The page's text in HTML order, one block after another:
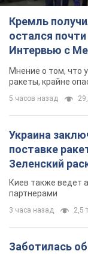
Кремль
остался
Интервью с
Мнение о том, что
ракеты, крайне
5 часов назад
Украина
поставке
Зеленский
Киев также ведет
партнерами
3 часа назад 2,5
Заботилась